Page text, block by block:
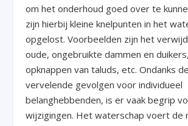
om het onderhoud goed over te
zijn hierbij kleine knelpunten in het
opgelost. Voorbeelden zijn het
oude, ongebruikte dammen en
opknappen van taluds, etc. Ondanks
vervelende gevolgen voor individueel
belanghebbenden, is er vaak begrip
wijzigingen. Het waterschap voert de